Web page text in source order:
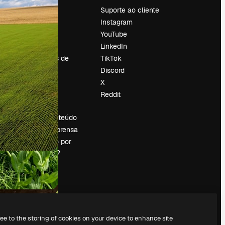
Preços
Sobre nós
Emprego
Tendências de
pesquisa
Blog
Eventos
Slidesgo
Vender conteúdo
Sala de imprensa
Procurando por
magnific.ai?
Suporte ao cliente
Instagram
YouTube
LinkedIn
TikTok
Discord
X
Reddit
to the storing of cookies on your device to enhance site